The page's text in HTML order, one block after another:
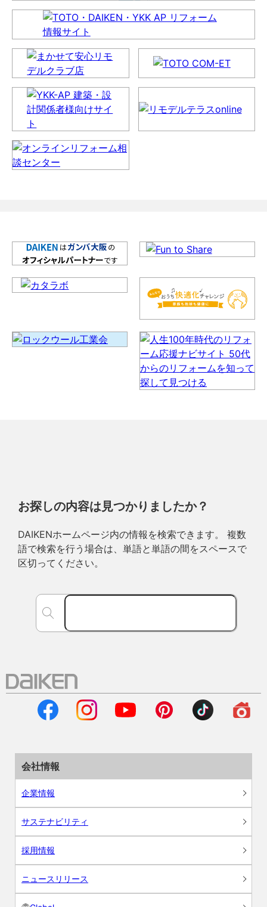
お探しの内容は見つかりましたか？
DAIKENホームページ内の情報を検索できます。 複数
語で検索を行う場合は、単語と単語の間をスペースで
区切ってください。
会社情報
企業情報
サステナビリティ
採用情報
ニュースリリース